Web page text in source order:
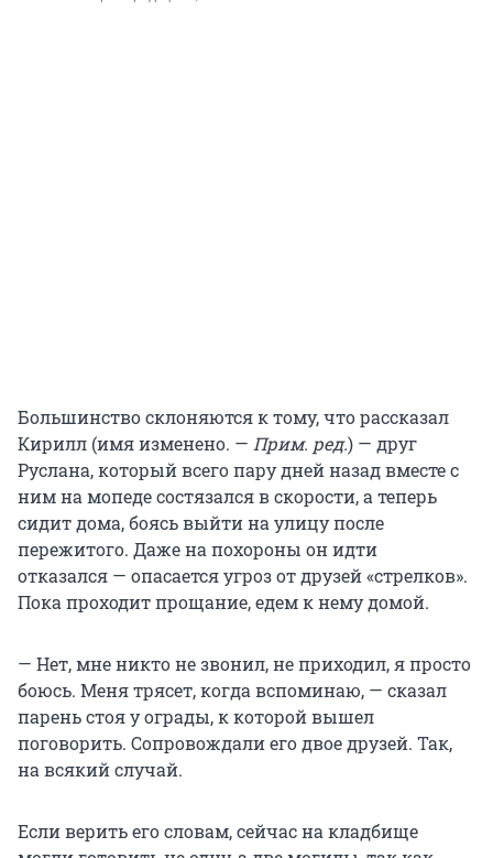
Большинство склоняются к тому, что рассказал
Кирилл (имя изменено. — Прим. ред.) — друг
Руслана, который всего пару дней назад вместе с
ним на мопеде состязался в скорости, а теперь
сидит дома, боясь выйти на улицу после
пережитого. Даже на похороны он идти
отказался — опасается угроз от друзей «стрелков».
Пока проходит прощание, едем к нему домой.
— Нет, мне никто не звонил, не приходил, я просто
боюсь. Меня трясет, когда вспоминаю, — сказал
парень стоя у ограды, к которой вышел
поговорить. Сопровождали его двое друзей. Так,
на всякий случай.
Если верить его словам, сейчас на кладбище